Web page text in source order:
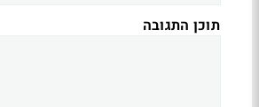
תוכן התגובה